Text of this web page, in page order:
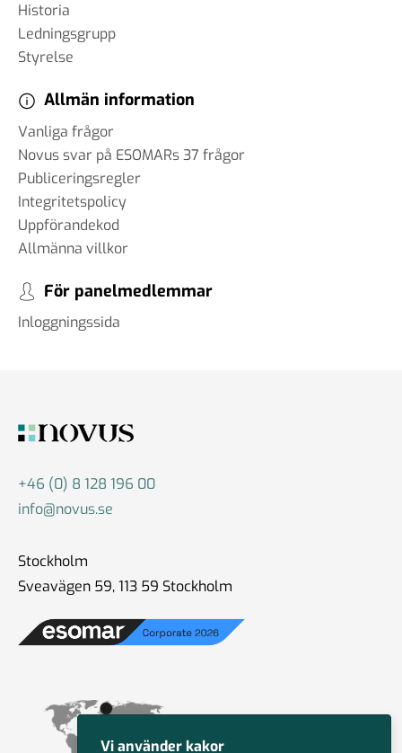
Historia
Ledningsgrupp
Styrelse
Allmän information
Vanliga frågor
Novus svar på ESOMARs 37 frågor
Publiceringsregler
Integritetspolicy
Uppförandekod
Allmänna villkor
För panelmedlemmar
Inloggningssida
+46 (0) 8 128 196 00
info@novus.se
Stockholm
Sveavägen 59, 113 59 Stockholm
Vi använder kakor